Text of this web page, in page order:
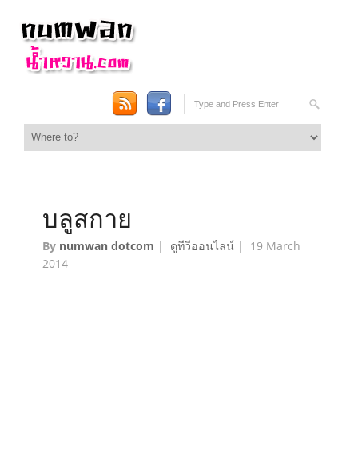
บลูสกาย
By numwan dotcom | ดูทีวีออนไลน์ | 19 March
2014